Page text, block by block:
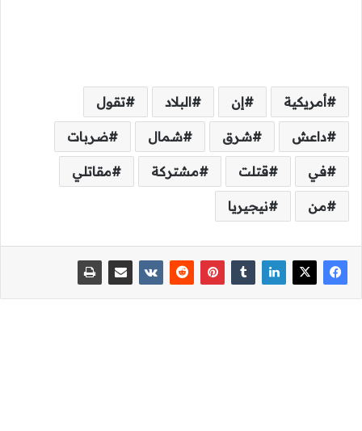
أمريكية إن البلاد تقول
داعش شرق شمال ضربات
في قتلت مشتركة مقاتلي
من نيجيريا